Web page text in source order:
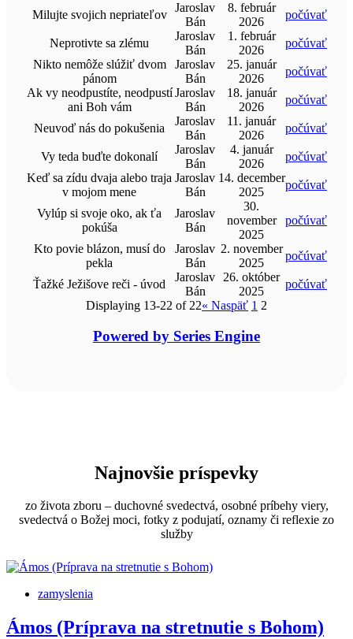
Milujte svojich nepriateľov
Jaroslav
Bán
8. február
2026
počúvať
Neprotivte sa zlému
Jaroslav
Bán
1. február
2026
počúvať
Nikto nemôže slúžiť dvom
pánom
Jaroslav
Bán
25. január
2026
počúvať
Ak vy neodpustíte, neodpustí
ani Boh vám
Jaroslav
Bán
18. január
2026
počúvať
Neuvoď nás do pokušenia
Jaroslav
Bán
11. január
2026
počúvať
Vy teda buďte dokonalí
Jaroslav
Bán
4. január
2026
počúvať
Keď sa zídu dvaja alebo traja
v mojom mene
Jaroslav
Bán
14. december
2025
počúvať
Vylúp si svoje oko, ak ťa
pokúša
Jaroslav
Bán
30.
november
2025
počúvať
Kto povie blázon, musí do
pekla
Jaroslav
Bán
2. november
2025
počúvať
Ťažké Ježišove reči - úvod
Jaroslav
Bán
26. október
2025
počúvať
Displaying 13-22 of 22« Naspäť 1 2
Powered by Series Engine
Najnovšie príspevky
zo života zboru – duchovné svedectvá, osobné príbehy viery,
svedectvá o Božej moci, fotky z podujatí, oznamy či reflexie zo
služby
zamyslenia
Ámos (Príprava na stretnutie s Bohom)